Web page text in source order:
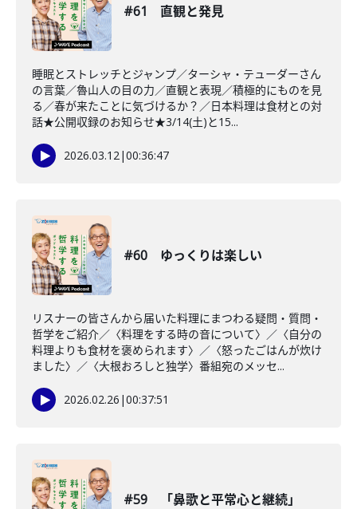
#61 直観と発見
睡眠とストレッチとジャンプ／ターシャ・テューダーさん
の言葉／魯山人の目の力／直観と表現／積極的にものを見
る／春が来たことに気づけるか？／日本料理は食材との対
話★公開収録のお知らせ★3/14(土)と15...
2026.03.12|00:36:47
#60 ゆっくりは楽しい
リスナーの皆さんから届いた料理にまつわる疑問・質問・
哲学をご紹介／〈料理をする時の音について〉／〈自分の
料理よりも食材を褒められます〉／〈怒ったごはんが炊け
ました〉／〈大根おろしと独学〉番組宛のメッセ...
2026.02.26 |00:37:51
#59 「鼻歌と平常心と継続」